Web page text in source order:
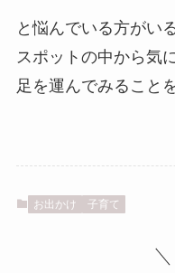
と悩んでいる方がい
スポットの中から気
足を運んでみること
お出かけ 子育て